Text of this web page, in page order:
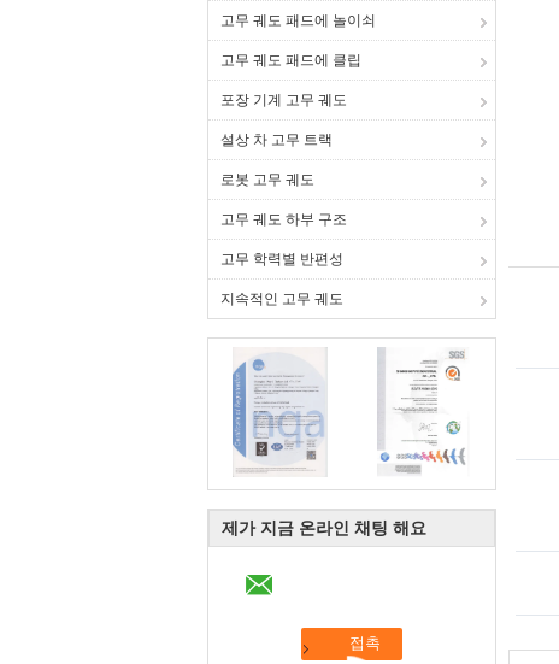
고무 궤도 패드에 놀이쇠
고무 궤도 패드에 클립
포장 기계 고무 궤도
설상 차 고무 트랙
로봇 고무 궤도
고무 궤도 하부 구조
고무 학력별 반편성
지속적인 고무 궤도
제가 지금 온라인 채팅 해요